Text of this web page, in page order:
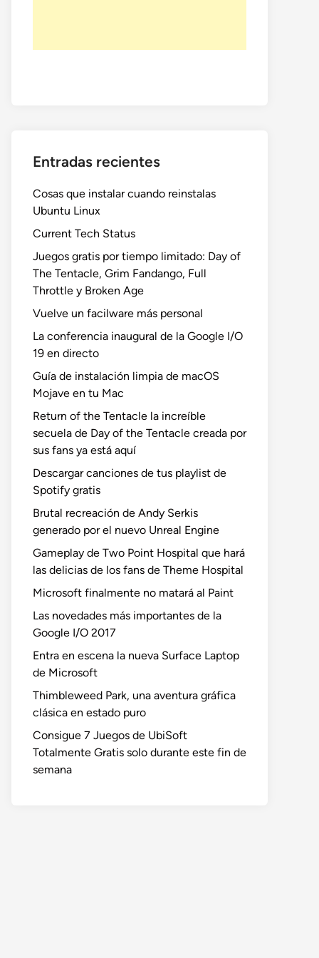
Entradas recientes
Cosas que instalar cuando reinstalas
Ubuntu Linux
Current Tech Status
Juegos gratis por tiempo limitado: Day of
The Tentacle, Grim Fandango, Full
Throttle y Broken Age
Vuelve un facilware más personal
La conferencia inaugural de la Google I/O
19 en directo
Guía de instalación limpia de macOS
Mojave en tu Mac
Return of the Tentacle la increíble
secuela de Day of the Tentacle creada por
sus fans ya está aquí
Descargar canciones de tus playlist de
Spotify gratis
Brutal recreación de Andy Serkis
generado por el nuevo Unreal Engine
Gameplay de Two Point Hospital que hará
las delicias de los fans de Theme Hospital
Microsoft finalmente no matará al Paint
Las novedades más importantes de la
Google I/O 2017
Entra en escena la nueva Surface Laptop
de Microsoft
Thimbleweed Park, una aventura gráfica
clásica en estado puro
Consigue 7 Juegos de UbiSoft
Totalmente Gratis solo durante este fin de
semana